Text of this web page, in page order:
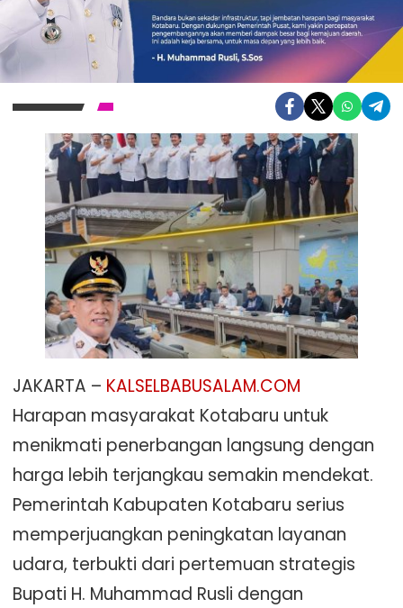
JAKARTA – KALSELBABUSALAM.COM
Harapan masyarakat Kotabaru untuk
menikmati penerbangan langsung dengan
harga lebih terjangkau semakin mendekat.
Pemerintah Kabupaten Kotabaru serius
memperjuangkan peningkatan layanan
udara, terbukti dari pertemuan strategis
Bupati H. Muhammad Rusli dengan